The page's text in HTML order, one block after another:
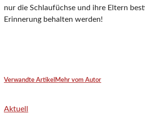
nur die Schlaufüchse und ihre Eltern
Erinnerung behalten werden!
Verwandte Artikel Mehr vom Autor
Aktuell